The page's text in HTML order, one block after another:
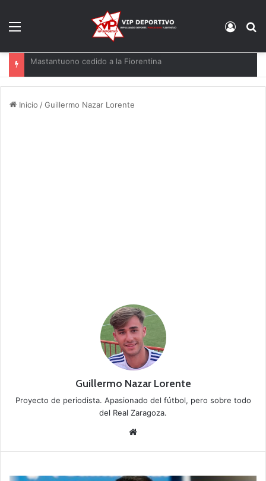
El Racing mueve ficha por Agirrezabala
Inicio /Guillermo Nazar Lorente
Guillermo Nazar Lorente
Proyecto de periodista. Apasionado del fútbol, pero sobre todo
del Real Zaragoza.
b